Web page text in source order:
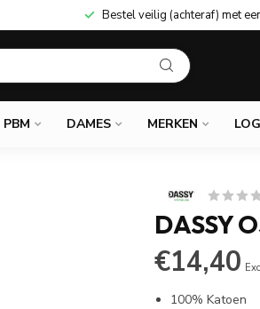
Bestel veilig (achteraf) met
PBM DAMES MERKEN
DASSY
€14,40
100% Katoen